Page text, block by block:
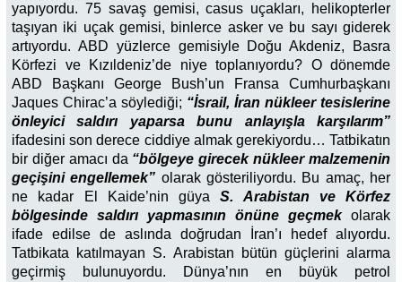
yapıyordu. 75 savaş gemisi, casus uçakları, helikopterler
taşıyan iki uçak gemisi, binlerce asker ve bu sayı giderek
artıyordu. ABD yüzlerce gemisiyle Doğu Akdeniz, Basra
Körfezi ve Kızıldeniz’de niye toplanıyordu? O dönemde
ABD Başkanı George Bush’un Fransa Cumhurbaşkanı
Jaques Chirac’a söylediği; “İsrail, İran nükleer tesislerine
önleyici saldırı yaparsa bunu anlayışla karşılarım”
ifadesini son derece ciddiye almak gerekiyordu… Tatbikatın
bir diğer amacı da “bölgeye girecek nükleer malzemenin
geçişini engellemek” olarak gösteriliyordu. Bu amaç, her
ne kadar El Kaide’nin güyaS. Arabistan ve Körfez
bölgesinde saldırı yapmasının önüne geçmekolarak
ifade edilse de aslında doğrudan İran’ı hedef alıyordu.
Tatbikata katılmayan S. Arabistan bütün güçlerini alarma
geçirmiş bulunuyordu. Dünya’nın en büyük petrol